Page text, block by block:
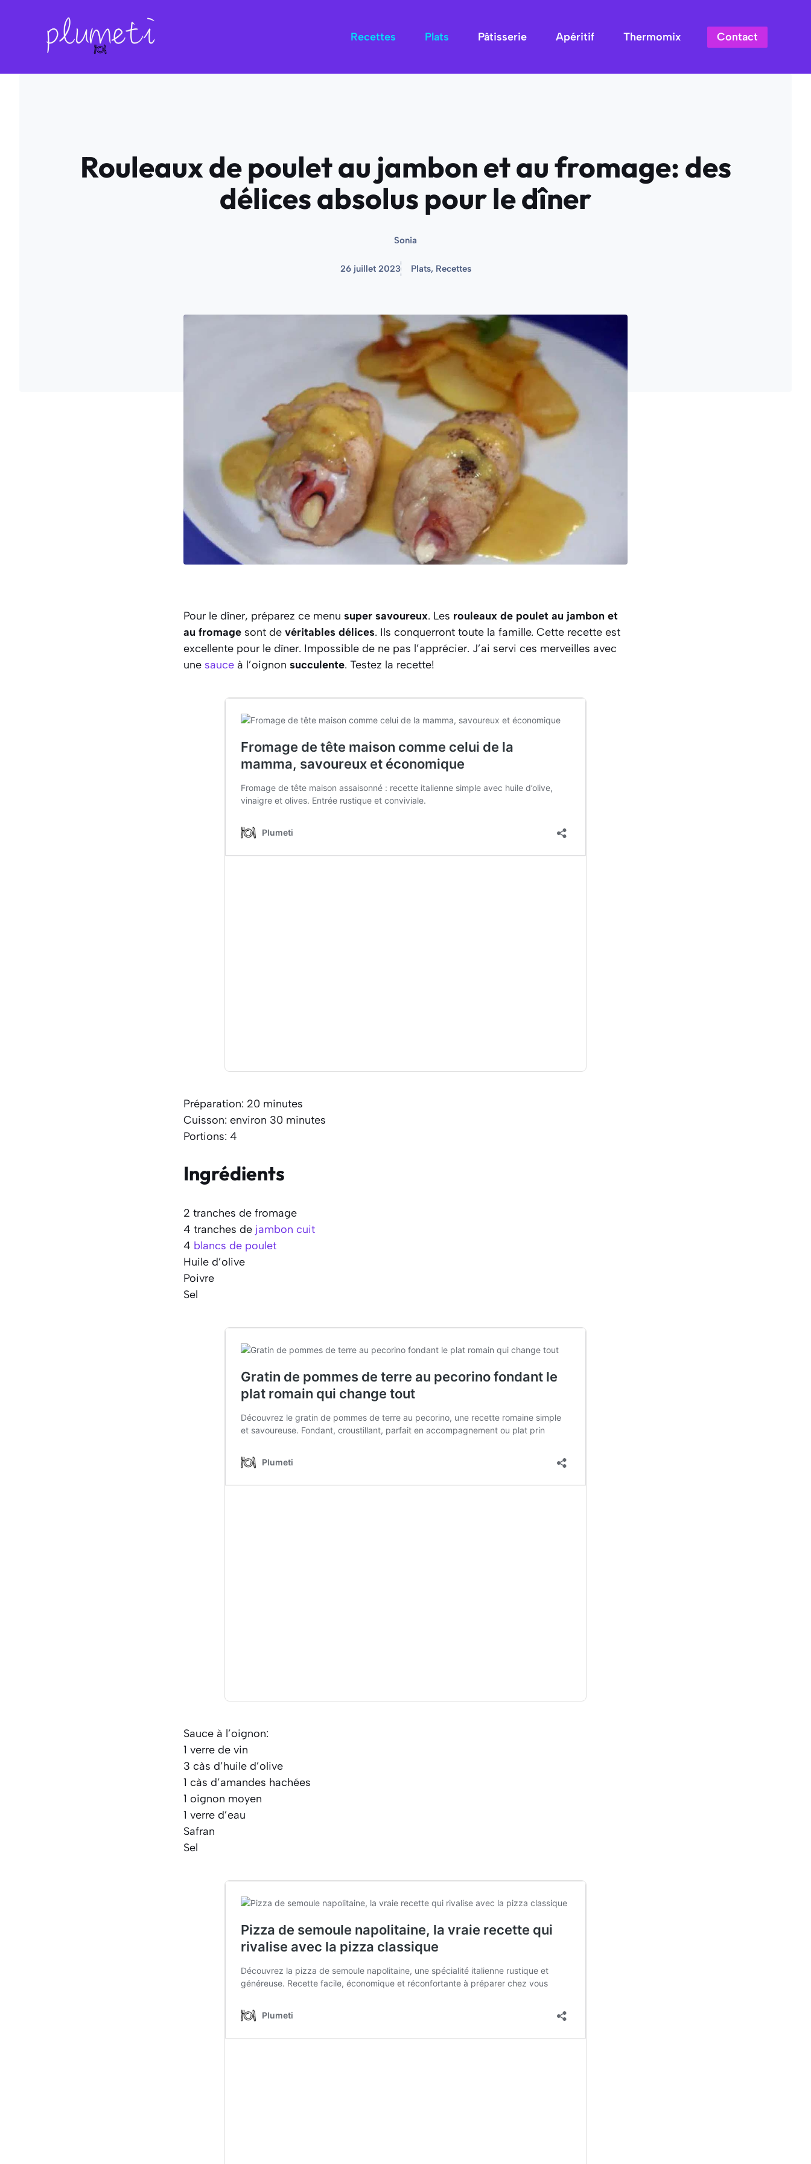
Recettes Plats Pâtisserie Apéritif Thermomix Contact
Rouleaux de poulet au jambon et au fromage: des
délices absolus pour le dîner
Sonia
26 juillet 2023 Plats, Recettes
Pour le dîner, préparez ce menu super savoureux. Les rouleaux de poulet au jambon et
au fromage sont de véritables délices. Ils conquerront toute la famille. Cette recette est
excellente pour le dîner. Impossible de ne pas l’apprécier. J’ai servi ces merveilles avec
une sauce à l’oignon succulente. Testez la recette!
Préparation: 20 minutes
Cuisson: environ 30 minutes
Portions: 4
Ingrédients
2 tranches de fromage
4 tranches de jambon cuit
4 blancs de poulet
Huile d’olive
Poivre
Sel
Sauce à l’oignon:
1 verre de vin
3 càs d’huile d’olive
1 càs d’amandes hachées
1 oignon moyen
1 verre d’eau
Safran
Sel